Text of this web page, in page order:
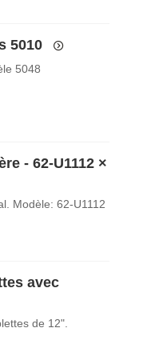
5010
5048
- 62-U1112 ×
Modèle: 62-U1112
avec
de 12".